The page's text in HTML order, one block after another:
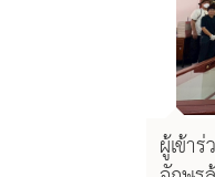
ผู้เข้า